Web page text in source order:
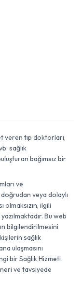
veren tıp doktorları,
sağlık
bağımsız bir
ve
veya dolaylı
ilgili
Bu web
bilgilendirilmesini
sağlık
ulaşmasını
bir Sağlık Hizmeti
ve tavsiyede